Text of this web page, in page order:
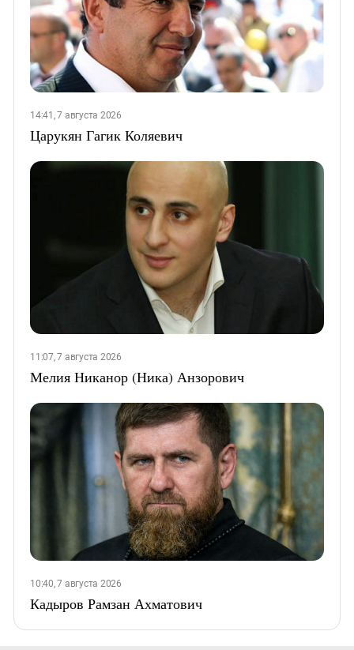
14:41, 7 августа 2026
Царукян Гагик Коляевич
11:07, 7 августа 2026
Мелия Никанор (Ника) Анзорович
10:40, 7 августа 2026
Кадыров Рамзан Ахматович